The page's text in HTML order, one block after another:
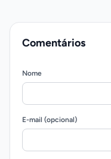
Comentários
Nome
E-mail (opcional)